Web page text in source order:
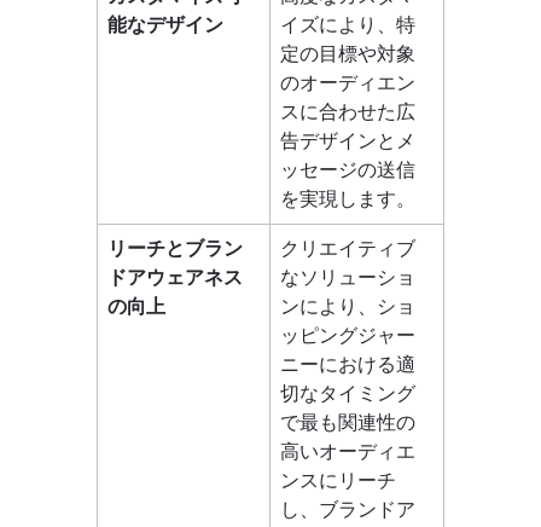
能なデザイン
イズにより、特
定の目標や対象
のオーディエン
スに合わせた広
告デザインとメ
ッセージの送信
を実現します。
リーチとブラン
ドアウェアネス
の向上
クリエイティブ
なソリューショ
ンにより、ショ
ッピングジャー
ニーにおける適
切なタイミング
で最も関連性の
高いオーディエ
ンスにリーチ
し、ブランドア